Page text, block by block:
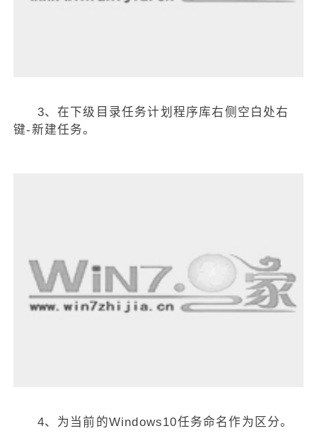
3、在下级目录任务计划程序库右侧空白处右
键-新建任务。
4、为当前的Windows10任务命名作为区分。